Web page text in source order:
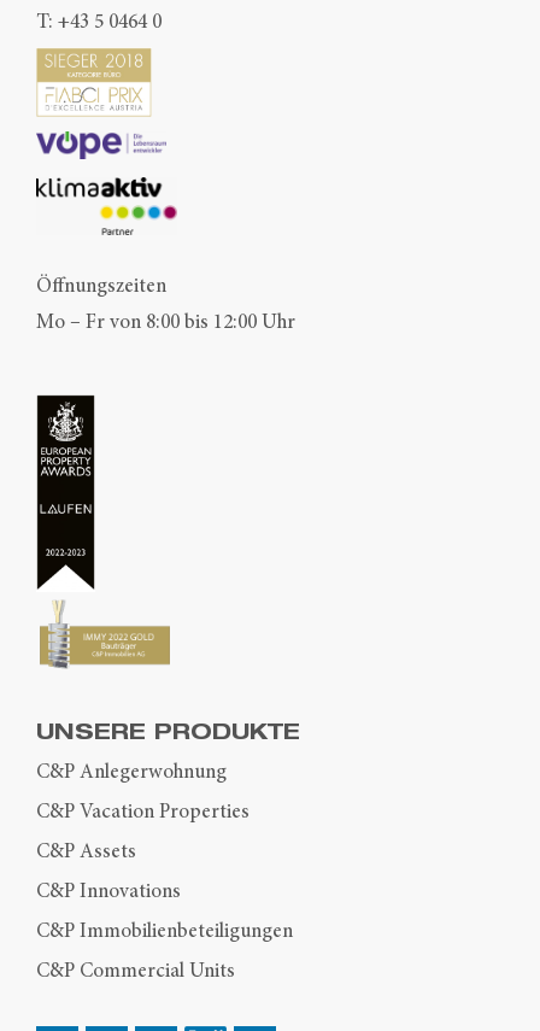
T: +43 5 0464 0
Öffnungszeiten
Mo – Fr von 8:00 bis 12:00 Uhr
UNSERE PRODUKTE
C&P Anlegerwohnung
C&P Vacation Properties
C&P Assets
C&P Innovations
C&P Immobilienbeteiligungen
C&P Commercial Units